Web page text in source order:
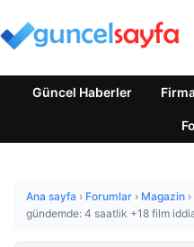
Güncel Haberler
Ana sayfa › Forumlar › Magazin ›
gündemde: 4 saatlik +18 film